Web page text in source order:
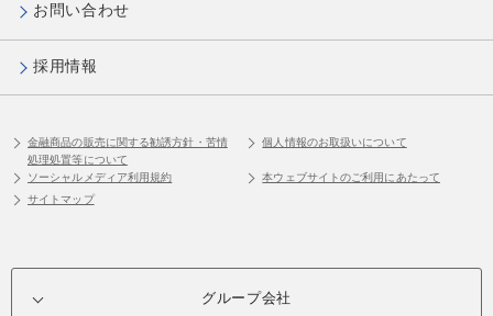
お問い合わせ
採用情報
金融商品の販売に関する勧誘方針・苦情
処理処置等について
個人情報のお取扱いについて
ソーシャルメディア利用規約
本ウェブサイトのご利用にあたって
サイトマップ
グループ会社